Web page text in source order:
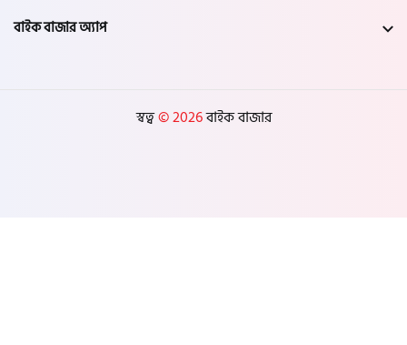
বাইক বাজার অ্যাপ
স্বত্ব© 2026বাইক বাজার